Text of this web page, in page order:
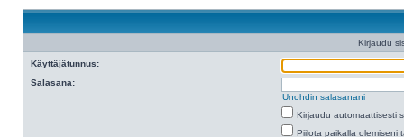
Kirjaudu
Käyttäjätunnus:
Salasana:
Unohdin salasanani
Kirjaudu automaattisesti
Piilota paikalla olemiseni